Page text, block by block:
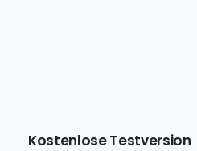
Kostenlose Testversion